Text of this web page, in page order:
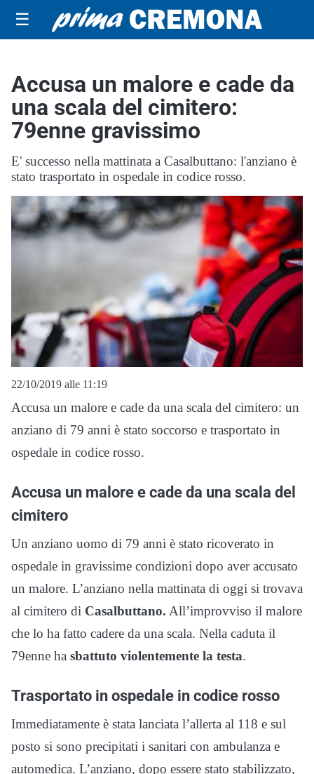
☰
Accusa un malore e cade da
una scala del cimitero:
79enne gravissimo
E' successo nella mattinata a Casalbuttano: l'anziano è
stato trasportato in ospedale in codice rosso.
22/10/2019 alle 11:19
Accusa un malore e cade da una scala del cimitero: un
anziano di 79 anni è stato soccorso e trasportato in
ospedale in codice rosso.
Accusa un malore e cade da una scala del
cimitero
Un anziano uomo di 79 anni è stato ricoverato in
ospedale in gravissime condizioni dopo aver accusato
un malore. L’anziano nella mattinata di oggi si trovava
al cimitero di Casalbuttano. All’improvviso il malore
che lo ha fatto cadere da una scala. Nella caduta il
79enne ha sbattuto violentemente la testa.
Trasportato in ospedale in codice rosso
Immediatamente è stata lanciata l’allerta al 118 e sul
posto si sono precipitati i sanitari con ambulanza e
automedica. L’anziano, dopo essere stato stabilizzato,